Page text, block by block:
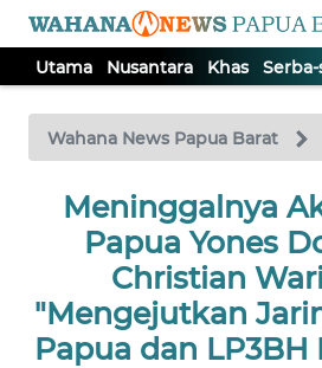
Utama Nusantara Khas
Wahana News Papua Barat
Meninggalnya
Papua Yones
Christian
"Mengejutkan
Papua dan
TV
Tutup
UTAMA
NUSANTARA
KHAS